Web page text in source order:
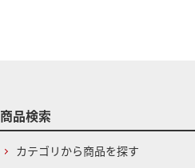
商品検索
カテゴリから商品を探す